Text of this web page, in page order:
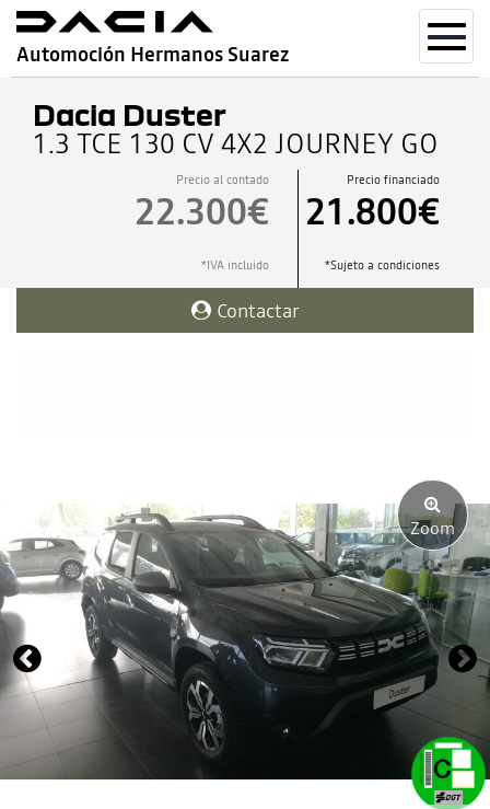
Automoción Hermanos Suarez
Dacia Duster
1.3 TCE 130 CV 4X2 JOURNEY GO
Precio al contado
22.300€
*IVA incluido
Precio financiado
21.800€
*Sujeto a condiciones
Contactar
Zoom